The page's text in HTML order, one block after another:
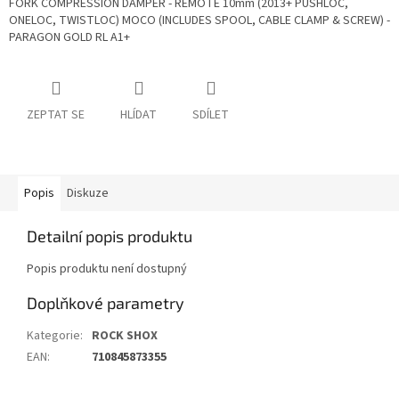
FORK COMPRESSION DAMPER - REMOTE 10mm (2013+ PUSHLOC,
ONELOC, TWISTLOC) MOCO (INCLUDES SPOOL, CABLE CLAMP & SCREW) -
PARAGON GOLD RL A1+
ZEPTAT SE HLÍDAT SDÍLET
Popis Diskuze
Detailní popis produktu
Popis produktu není dostupný
Doplňkové parametry
Kategorie: ROCK SHOX
EAN: 710845873355